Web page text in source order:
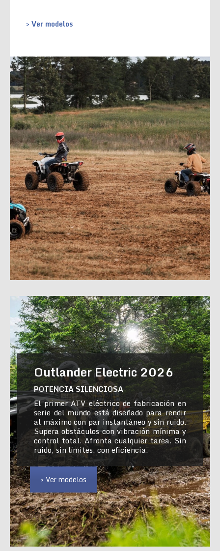
> Ver modelos
Outlander Electric 2026
POTENCIA SILENCIOSA
El primer ATV eléctrico de fabricación en
serie del mundo está diseñado para rendir
al máximo con par instantáneo y sin ruido.
Supera obstáculos con vibración mínima y
control total. Afronta cualquier tarea. Sin
ruido, sin límites, con eficiencia.
> Ver modelos